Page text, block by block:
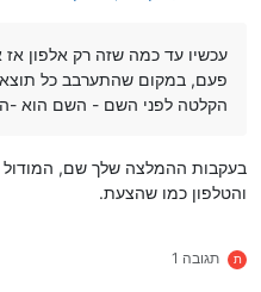
עכשיו עד כמה שזה רק אלפון
פעם, במקום שהתערבב כל
הקלטה לפני השם - השם הוא -
בעקבות ההמלצה שלך שם, המודול
והטלפון כמו שהצעת.
ת תגובה 1